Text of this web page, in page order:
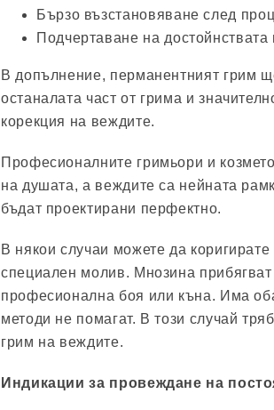
Бързо възстановяване след
Подчертаване на
В допълнение, перманентният грим
останалата част от грима и
корекция на веждите.
Професионалните гримьори и
на душата, а веждите са нейната
бъдат проектирани перфектно.
В някои случаи можете да
специален молив. Мнозина
професионална боя или къна. Има
методи не помагат. В този случай
грим на веждите.
Индикации за провеждане на